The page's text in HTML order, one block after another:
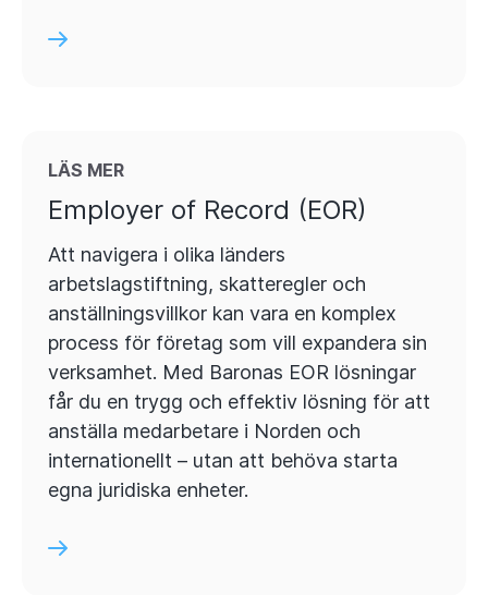
LÄS MER
Employer of Record (EOR)
Att navigera i olika länders
arbetslagstiftning, skatteregler och
anställningsvillkor kan vara en komplex
process för företag som vill expandera sin
verksamhet. Med Baronas EOR lösningar
får du en trygg och effektiv lösning för att
anställa medarbetare i Norden och
internationellt – utan att behöva starta
egna juridiska enheter.